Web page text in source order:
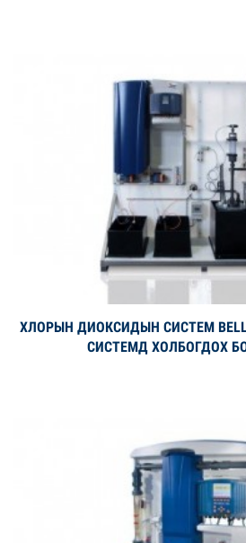
Дэлгэрэнгүй
ХЛОРЫН ДИОКСИДЫН СИСТЕМ
СИСТЕМД ХОЛБОГДОХ